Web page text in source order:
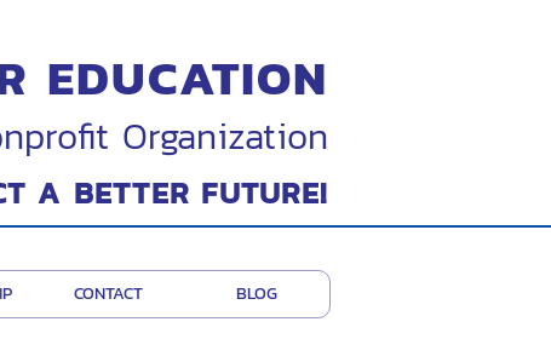
EDUCATION
Organization
A BETTER FUTURE!
CONTACT BLOG